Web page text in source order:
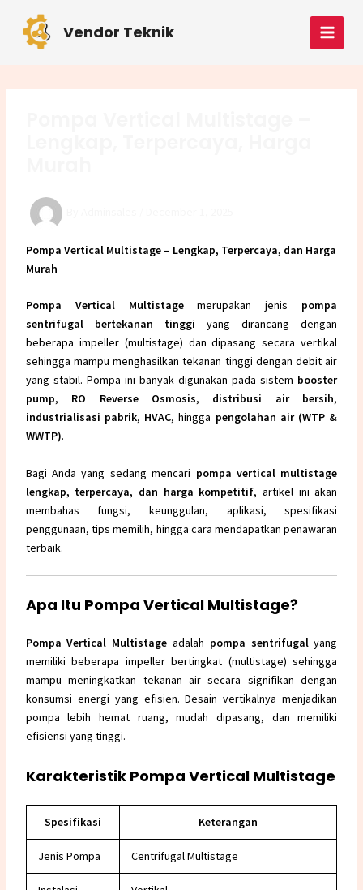
content
Vendor Teknik
MAIN
Pompa Vertical Multistage – Lengkap, Terpercaya, dan Harga
Murah
Pompa Vertical Multistagemerupakan jenis pompa
sentrifugal bertekanan tinggi yang dirancang dengan
beberapa impeller (multistage) dan dipasang secara vertikal
sehingga mampu menghasilkan tekanan tinggi dengan debit air
yang stabil. Pompa ini banyak digunakan pada sistem booster
pump, RO Reverse Osmosis, distribusi air bersih,
industrialisasi pabrik, HVAC, hingga pengolahan air (WTP &
WWTP).
Bagi Anda yang sedang mencari pompa vertical multistage
lengkap, terpercaya, dan harga kompetitif, artikel ini akan
membahas fungsi, keunggulan, aplikasi, spesifikasi
penggunaan, tips memilih, hingga cara mendapatkan penawaran
terbaik.
Apa Itu Pompa Vertical Multistage?
Pompa Vertical Multistage adalah pompa sentrifugalyang
memiliki beberapa impeller bertingkat (multistage) sehingga
mampu meningkatkan tekanan air secara signifikan dengan
konsumsi energi yang efisien. Desain vertikalnya menjadikan
pompa lebih hemat ruang, mudah dipasang, dan memiliki
efisiensi yang tinggi.
Karakteristik Pompa Vertical Multistage
Spesifikasi Keterangan
Jenis Pompa Centrifugal Multistage
navigation